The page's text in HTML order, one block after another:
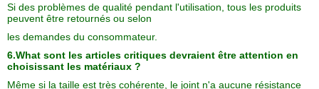
Si des problèmes de qualité pendant l'utilisation, tous les produits
peuvent être retournés ou selon
les demandes du consommateur.
6.What sont les articles critiques devraient être attention en
choisissant les matériaux ?
Même si la taille est très cohérente, le joint n'a aucune résistance